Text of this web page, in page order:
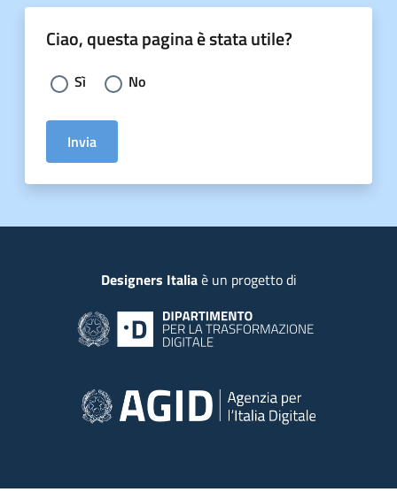
Ciao, questa pagina è stata utile?
Scegli la risposta:
Sì No
Invia
Designers Italiaè un progetto di